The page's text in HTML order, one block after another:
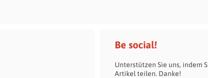
Be social!
Unterstützen Sie uns, indem
Artikel teilen. Danke!